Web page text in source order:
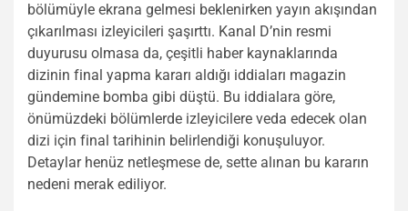
bölümüyle ekrana gelmesi beklenirken yayın akışından
çıkarılması izleyicileri şaşırttı. Kanal D’nin resmi
duyurusu olmasa da, çeşitli haber kaynaklarında
dizinin final yapma kararı aldığı iddiaları magazin
gündemine bomba gibi düştü. Bu iddialara göre,
önümüzdeki bölümlerde izleyicilere veda edecek olan
dizi için final tarihinin belirlendiği konuşuluyor.
Detaylar henüz netleşmese de, sette alınan bu kararın
nedeni merak ediliyor.